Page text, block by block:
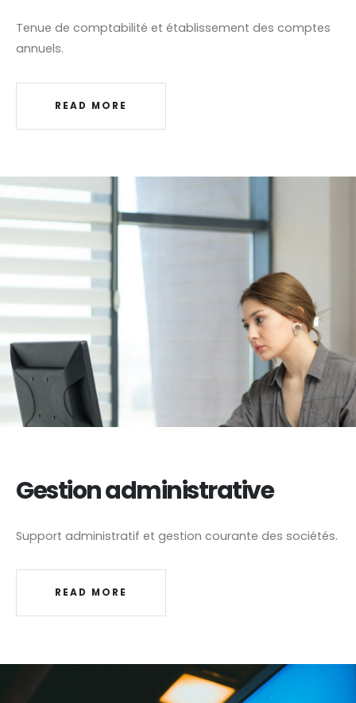
Tenue de comptabilité et établissement des comptes
annuels.
READ MORE
Gestion administrative
Support administratif et gestion courante des sociétés.
READ MORE